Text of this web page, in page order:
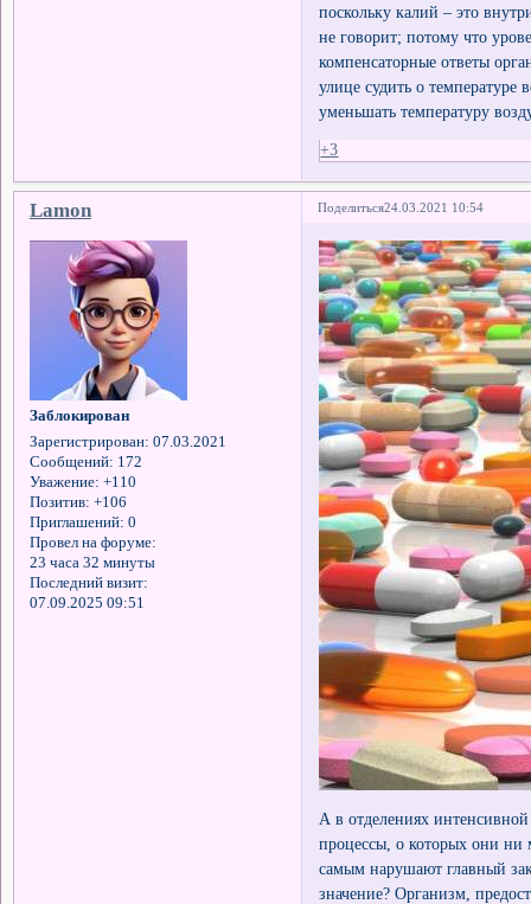
поскольку калий – это
не говорит; потому что
компенсаторные ответы
улице судить о
уменьшать температуру
+3
Поделиться24.03.2021 10:54
Lamon
Заблокирован
Зарегистрирован: 07.03.2021
Сообщений: 172
Уважение: +110
Позитив: +106
Приглашений: 0
Провел на форуме:
23 часа 32 минуты
Последний визит:
07.09.2025 09:51
А в отделениях
процессы, о которых они ни
самым нарушают главный
значение? Организм,